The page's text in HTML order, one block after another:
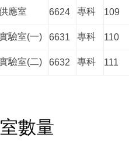
應室 6624 專科 109
驗室(一) 6631 專科 110
驗室(二) 6632 專科 111
數量